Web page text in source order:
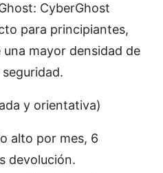
CyberGhost
para principiantes,
mayor densidad de
y orientativa)
alto por mes, 6
devolución.